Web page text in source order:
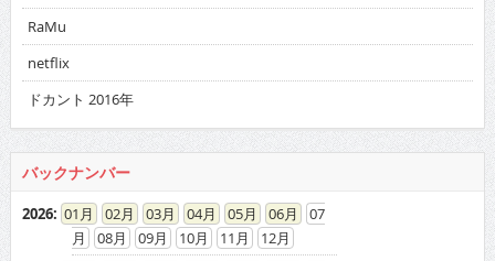
RaMu
netflix
ドカント 2016年
バックナンバー
2026: 01 02 03 04 05 06
07
08
09 10 11
12